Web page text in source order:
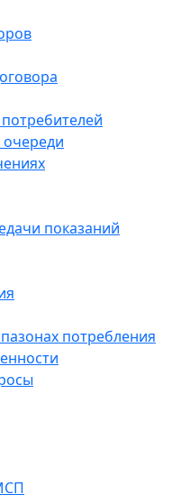
показаний
потребления